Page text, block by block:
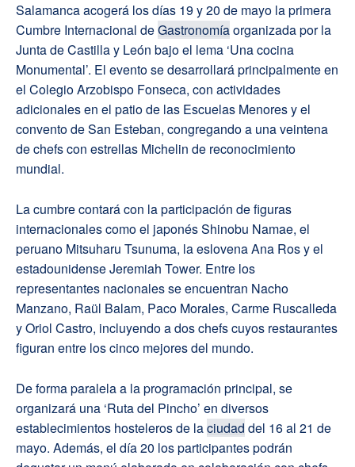
Salamanca acogerá los días 19 y 20 de mayo la primera
Cumbre Internacional deGastronomíaorganizada por la
Junta de Castilla y León bajo el lema ‘Una cocina
Monumental’. El evento se desarrollará principalmente en
el Colegio Arzobispo Fonseca, con actividades
adicionales en el patio de las Escuelas Menores y el
convento de San Esteban, congregando a una veintena
de chefs con estrellas Michelin de reconocimiento
mundial.
La cumbre contará con la participación de figuras
internacionales como el japonés Shinobu Namae, el
peruano Mitsuharu Tsunuma, la eslovena Ana Ros y el
estadounidense Jeremiah Tower. Entre los
representantes nacionales se encuentran Nacho
Manzano, Raül Balam, Paco Morales, Carme Ruscalleda
y Oriol Castro, incluyendo a dos chefs cuyos restaurantes
figuran entre los cinco mejores del mundo.
De forma paralela a la programación principal, se
organizará una ‘Ruta del Pincho’ en diversos
establecimientos hosteleros de laciudad del 16 al 21 de
mayo. Además, el día 20 los participantes podrán